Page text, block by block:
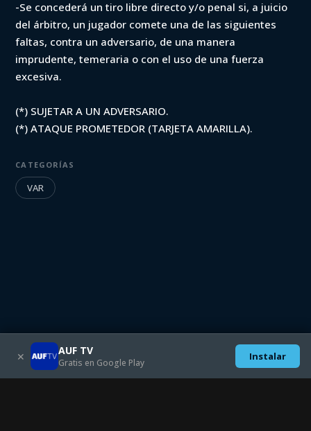
-Se concederá un tiro libre directo y/o penal si, a juicio
del árbitro, un jugador comete una de las siguientes
faltas, contra un adversario, de una manera
imprudente, temeraria o con el uso de una fuerza
excesiva.
(*) SUJETAR A UN ADVERSARIO.
(*) ATAQUE PROMETEDOR (TARJETA AMARILLA).
CATEGORÍAS
VAR
Descargate las aplicaciones móviles: SEGUINOS EN:
✕ AUF TV
Gratis en Google Play
Instalar